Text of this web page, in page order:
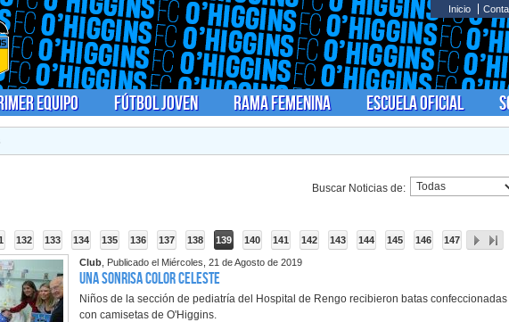
Inicio
Equipo Fútbol Joven Rama Femenina Escuela Oficial
Buscar Noticias de:
132 133 134 135 136 137 138 139 140 141 142 143 144 145 146 147
Club , Publicado el Miércoles, 21 de Agosto de 2019
Una sonrisa color celeste
Niños de la sección de pediatría del Hospital de Rengo recibieron batas confeccionadas
con camisetas de O'Higgins.